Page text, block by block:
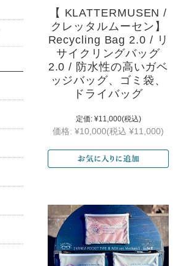
【 KLATTERMUSEN /
クレッタルムーセン】
Recycling Bag 2.0 / リ
サイクリングバッグ
2.0 / 防水性の高いガベ
ッジバッグ、ゴミ袋、
ドライバッグ
定価: ¥11,000(税込)
価格: ¥10,000(税込 ¥11,000)